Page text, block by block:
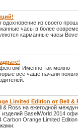
из своего
часы в более
карманные часы
Именно так можно
все чаще начали
Limited Edition от Bell &
Ross на ежегодной
BaselWorld 2014
Orange Limited